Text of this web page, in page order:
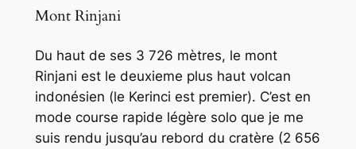
Mont Rinjani
Du haut de ses 3 726 mètres, le mont
Rinjani est le deuxieme plus haut volcan
indonésien (le Kerinci est premier). C’est en
mode course rapide légère soloque je me
suis rendu jusqu’au rebord du cratère (2 656